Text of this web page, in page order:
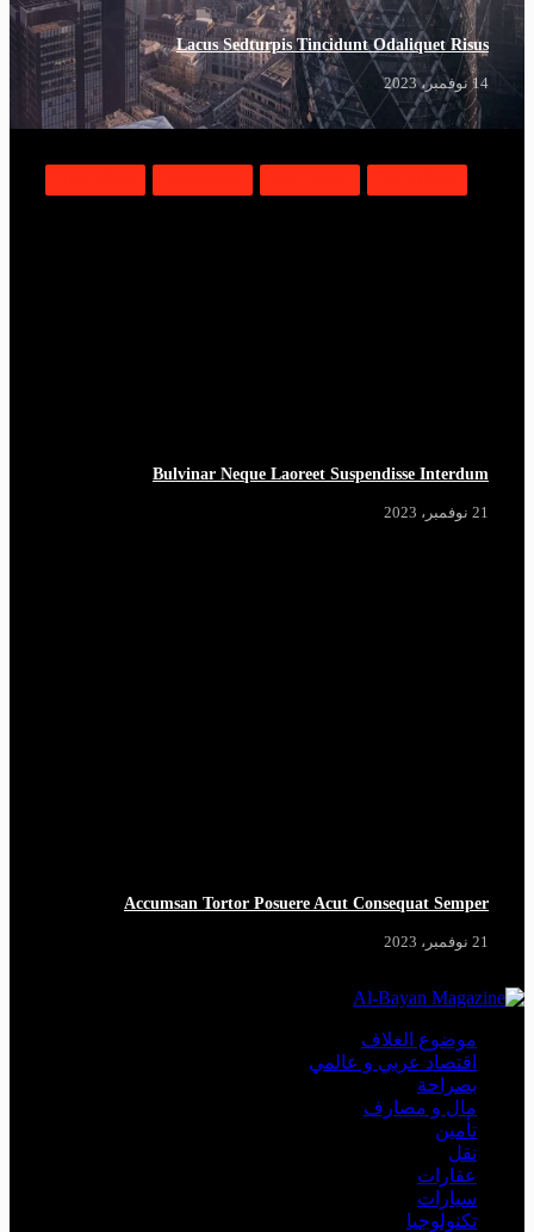
Lacus Sedturpis Tincidunt Odaliquet Risus
14 نوفمبر، 2023
Bulvinar Neque Laoreet Suspendisse Interdum
21 نوفمبر، 2023
Accumsan Tortor Posuere Acut Consequat Semper
21 نوفمبر، 2023
موضوع الغلاف
اقتصاد عربي و عالمي
بصراحة
مال و مصارف
تأمين
نقل
عقارات
سيارات
تكنولوجيا